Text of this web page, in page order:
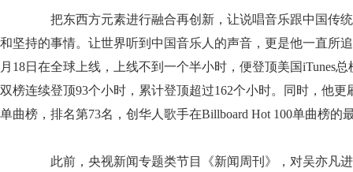
把东西方元素进行融合再创新，让说唱音乐跟中国传
和坚持的事情。让世界听到中国音乐人的声音，更是他一直所
月18日在全球上线，上线不到一个半小时，便登顶美国iTunes总
双榜连续登顶93个小时，累计登顶超过162个小时。同时，他更
单曲榜，排名第73名，创华人歌手在Billboard Hot 100单曲榜的
此前，央视新闻专题类节目《新闻周刊》，对吴亦凡进